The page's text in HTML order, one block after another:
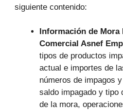
siguiente contenido:
Información de Mora
Comercial Asnef
tipos de productos
actual e importes de
números de impagos
saldo impagado y tipo
de la mora,